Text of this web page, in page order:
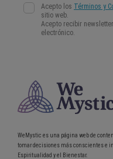
WeMystic es una página web de
tomar decisiones más conscientes e
Espiritualidad y el Bienestar.